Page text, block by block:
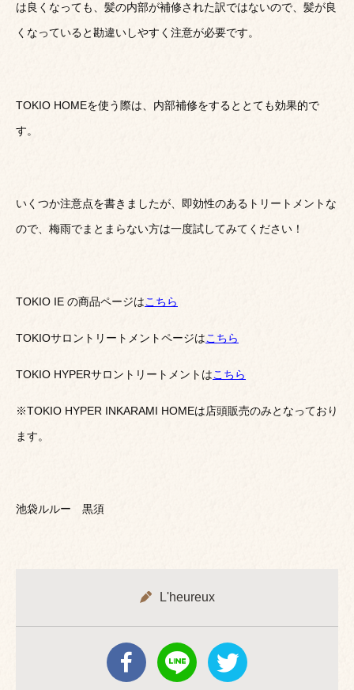
は良くなっても、髪の内部が補修された訳ではないので、髪が良
くなっていると勘違いしやすく注意が必要です。
TOKIO HOMEを使う際は、内部補修をするととても効果的で
す。
いくつか注意点を書きましたが、即効性のあるトリートメントな
ので、梅雨でまとまらない方は一度試してみてください！
TOKIO IE の商品ページはこちら
TOKIOサロントリートメントページはこちら
TOKIO HYPERサロントリートメントはこちら
※TOKIO HYPER INKARAMI HOMEは店頭販売のみとなっており
ます。
池袋ルルー 黒須
L'heureux